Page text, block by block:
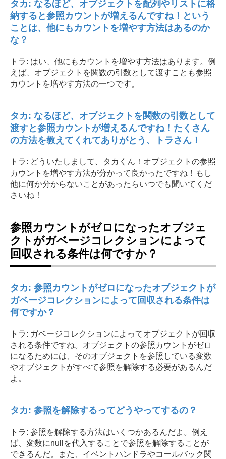
タカ: なるほど、オブジェクトを配列やリストに格
納すると参照カウントが増えるんですね！という
ことは、他にもカウントを増やす方法はあるのか
な？
トラ: はい、他にもカウントを増やす方法はあります。例
えば、オブジェクトを関数の引数として渡すことも参照
カウントを増やす方法の一つです。
タカ: なるほど、オブジェクトを関数の引数として
渡すと参照カウントが増えるんですね！たくさん
の方法を教えてくれてありがとう、トラさん！
トラ: どういたしまして、タカくん！オブジェクトの参照
カウントを増やす方法が分かって良かったですね！もし
他に何か分からないことがあったらいつでも聞いてくだ
さいね！
参照カウントがゼロになったオブジェ
クトがガベージコレクションによって
回収される条件は何ですか？
タカ: 参照カウントがゼロになったオブジェクトが
ガベージコレクションによって回収される条件は
何ですか？
トラ: ガベージコレクションによってオブジェクトが回収
される条件ですね。オブジェクトの参照カウントがゼロ
になるためには、そのオブジェクトを参照している変数
やオブジェクトがすべて参照を解除する必要があるんだ
よ。
タカ: 参照を解除するってどうやってするの？
トラ: 参照を解除する方法はいくつかあるんだよ。例え
ば、変数にnullを代入することで参照を解除することが
できるんだ。また、イベントハンドラやコールバック関